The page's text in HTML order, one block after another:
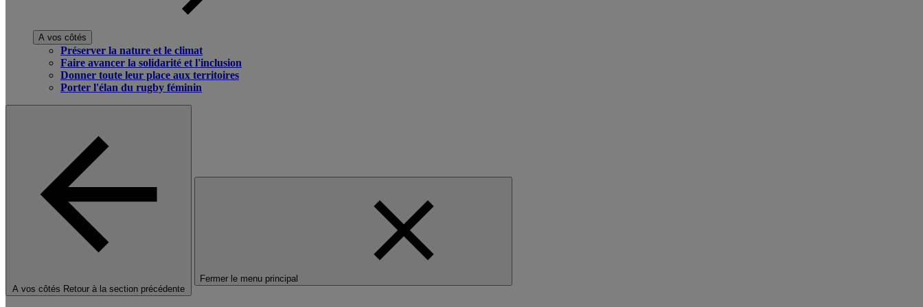
A vos côtés
Préserver la nature et le climat
Faire avancer la solidarité et l'inclusion
Donner toute leur place aux territoires
Porter l'élan du rugby féminin
A vos côtés Retour à la section précédente
Fermer le menu principal